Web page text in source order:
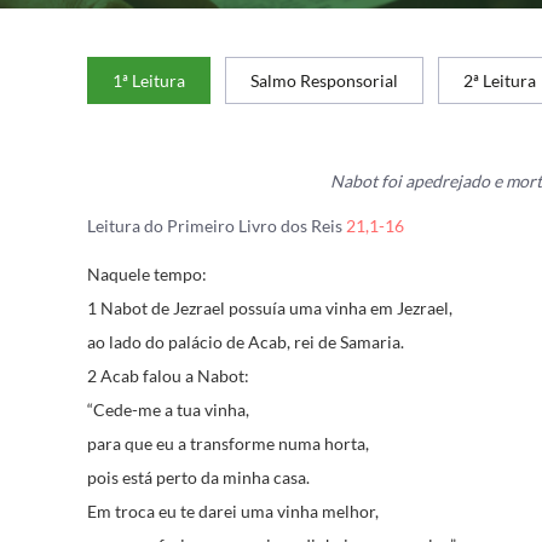
1ª Leitura Salmo Responsorial 2ª Leitura
Nabot foi apedrejado e
Leitura do Primeiro Livro dos Reis 21,1-16
Naquele tempo:
1 Nabot de Jezrael possuía uma vinha em Jezrael,
ao lado do palácio de Acab, rei de Samaria.
2 Acab falou a Nabot:
“Cede-me a tua vinha,
para que eu a transforme numa horta,
pois está perto da minha casa.
Em troca eu te darei uma vinha melhor,